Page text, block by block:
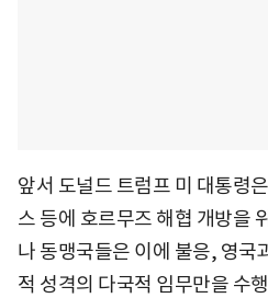
앞서 도널드 트럼프 미 대통령
스 등에 호르무즈 해협 개방을
나 동맹국들은 이에 불응, 영국
적 성격의 다국적 임무만을 수